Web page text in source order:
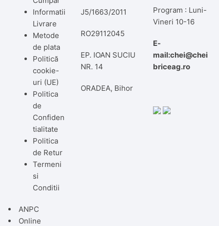
Informatii
Livrare
Metode
de plata
Politică
cookie-
uri (UE)
Politica
de
Confiden
tialitate
Politica
de Retur
Termeni
si
Conditii
ANPC
Online
J5/1663/2011
RO29112045
EP. IOAN SUCIU
NR. 14
ORADEA, Bihor
Program : Luni-
Vineri 10-16
E-
mail:chei@chei
briceag.ro